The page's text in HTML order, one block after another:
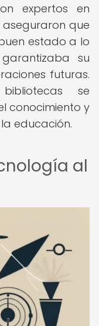
expertos en
que
estado a lo
su
futuras.
se
conocimiento y
educación.
al